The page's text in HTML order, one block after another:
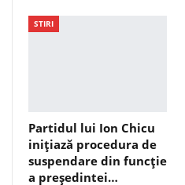
STIRI
Partidul lui Ion Chicu
inițiază procedura de
suspendare din funcție
a președintei…